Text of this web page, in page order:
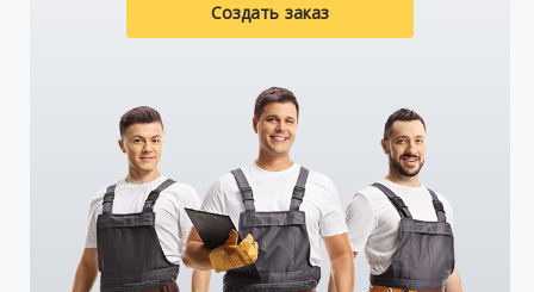
Создать заказ